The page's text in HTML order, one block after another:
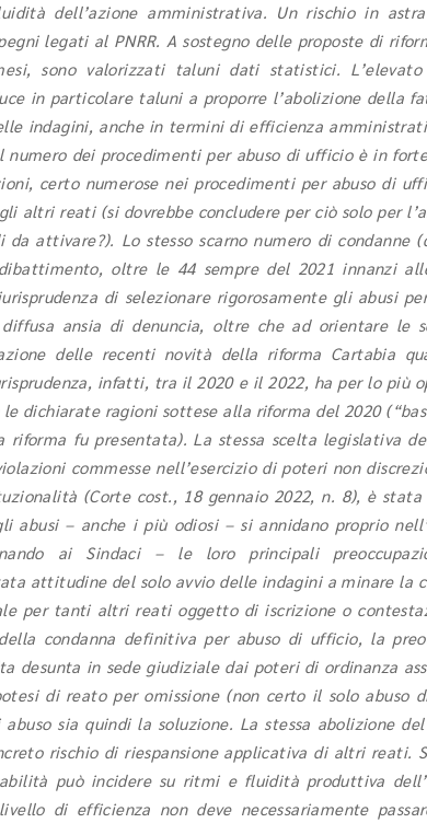
dell’azione amministrativa. Un rischio in
legati al PNRR. A sostegno delle proposte di
sono valorizzati taluni dati statistici.
in particolare taluni a proporre l’abolizione della
indagini, anche in termini di efficienza
dei procedimenti per abuso di ufficio è in
certo numerose nei procedimenti per abuso di
altri reati (si dovrebbe concludere per ciò solo per
attivare?). Lo stesso scarno numero di condanne
oltre le 44 sempre del 2021 innanzi
di selezionare rigorosamente gli abusi
ansia di denuncia, oltre che ad orientare le
delle recenti novità della riforma Cartabia
infatti, tra il 2020 e il 2022, ha per lo più
dichiarate ragioni sottese alla riforma del 2020
riforma fu presentata). La stessa scelta legislativa
commesse nell’esercizio di poteri non
(Corte cost., 18 gennaio 2022, n. 8), è stata
– anche i più odiosi – si annidano proprio
ai Sindaci – le loro principali
attitudine del solo avvio delle indagini a minare la
per tanti altri reati oggetto di iscrizione o
condanna definitiva per abuso di ufficio, la
desunta in sede giudiziale dai poteri di ordinanza
di reato per omissione (non certo il solo abuso
sia quindi la soluzione. La stessa abolizione
rischio di riespansione applicativa di altri reati.
può incidere su ritmi e fluidità produttiva
di efficienza non deve necessariamente